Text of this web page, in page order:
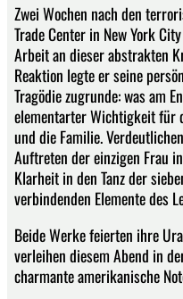
Zwei Wochen nach den
Trade Center in New York
Arbeit an dieser abstrakten
Reaktion legte er seine
Tragödie zugrunde: was am
elementarter Wichtigkeit für
und die Familie.
Auftreten der einzigen Frau
Klarheit in den Tanz der
verbindenden Elemente des
Beide Werke feierten ihre
verleihen diesem Abend in
charmante amerikanische